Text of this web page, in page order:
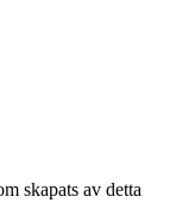
skapats av detta